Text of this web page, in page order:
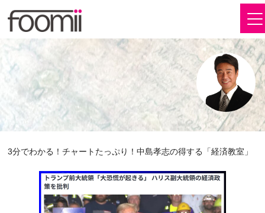
3分でわかる！チャートたっぷり！中島孝志の得する「経済教室」